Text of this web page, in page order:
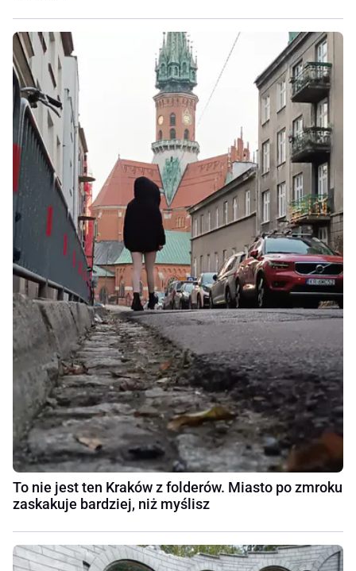
To nie jest ten Kraków z folderów. Miasto po zmroku
zaskakuje bardziej, niż myślisz